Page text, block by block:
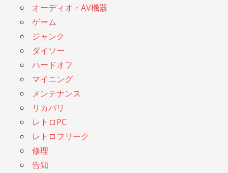
オーディオ・AV機器
ゲーム
ジャンク
ダイソー
ハードオフ
マイニング
メンテナンス
リカバリ
レトロPC
レトロフリーク
修理
告知